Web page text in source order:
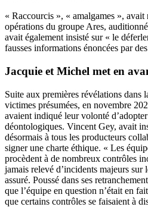
« Raccourcis », « amalgames »,
opérations du groupe Ares,
avait également insisté sur « le
fausses informations énoncées par
Jacquie et Michel met en
Suite aux premières révélations dans
victimes présumées, en novembre
avaient indiqué leur volonté
déontologiques. Vincent Gey, avait
désormais à tous les producteurs
signer une charte éthique. « Les
procèdent à de nombreux contrôles
jamais relevé d’incidents majeurs sur
assuré. Poussé dans ses
que l’équipe en question n’était en
que certains contrôles se faisaient à